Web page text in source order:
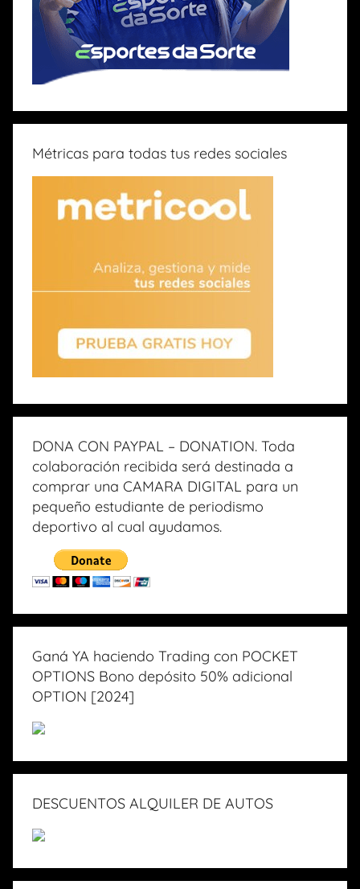
Métricas para todas tus redes sociales
DONA CON PAYPAL – DONATION. Toda
colaboración recibida será destinada a
comprar una CAMARA DIGITAL para un
pequeño estudiante de periodismo
deportivo al cual ayudamos.
Ganá YA haciendo Trading con POCKET
OPTIONS Bono depósito 50% adicional
OPTION [2024]
DESCUENTOS ALQUILER DE AUTOS